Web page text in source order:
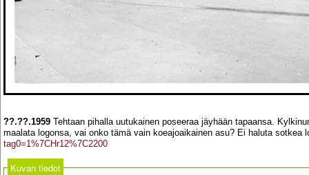
??.??.1959 Tehtaan pihalla uutukainen poseeraa jäyhään tapaansa.
maalata logonsa, vai onko tämä vain koeajoaikainen asu? Ei haluta
tag0=1%7CHr12%7C2200
Kuvan tiedot